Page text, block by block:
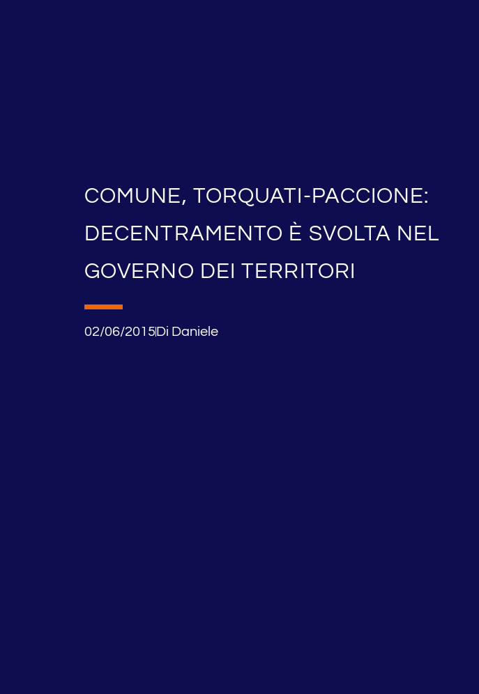
COMUNE, TORQUATI-PACCIONE:
DECENTRAMENTO È SVOLTA NEL
GOVERNO DEI TERRITORI
02/06/2015Di Daniele